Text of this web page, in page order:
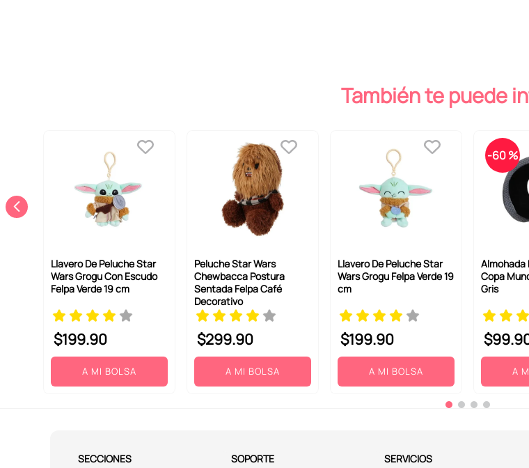
También te puede
Llavero De Peluche Star
Wars Grogu Con Escudo
Felpa Verde 19 cm
$199.90
A MI BOLSA
Peluche Star Wars
Chewbacca Postura
Sentada Felpa Café
Decorativo
$299.90
A MI BOLSA
Llavero De Peluche Star
Wars Grogu Felpa Verde 19
cm
$199.90
A MI BOLSA
-60 %
Almohada
Copa
Gris
$99.
A
SECCIONES SOPORTE SERVICIOS